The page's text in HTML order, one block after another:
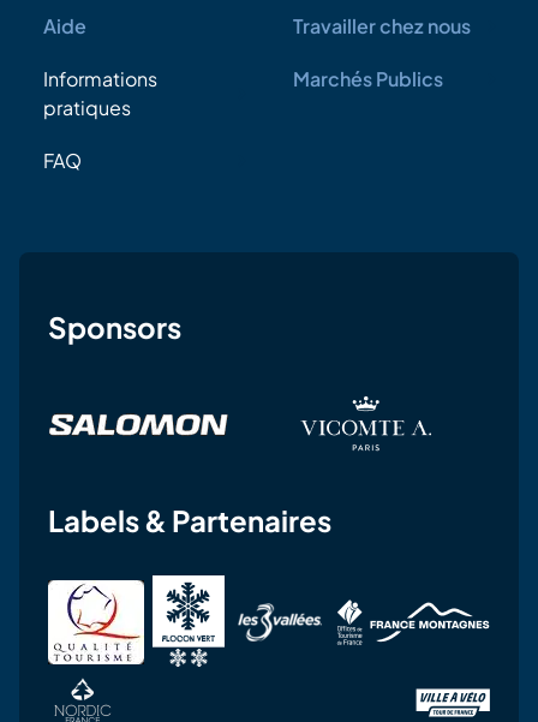
Aide
Informations
pratiques
FAQ
Travailler chez nous
Marchés Publics
Sponsors
Labels & Partenaires